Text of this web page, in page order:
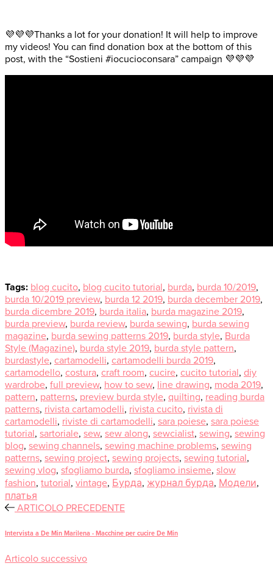
💜💜💜Thanks a lot for your donation! It will help to improve
my videos! You can find donation box at the bottom of this
post, with the “Sostieni #iocucioconsara” campaign 💜💜💜
Tags: blog cucito, blog cucito tutorial, burda, burda 10/2019,
burda 10/2019 preview, burda 12 2019, burda december 2019,
burda dicembre 2019, burda italia, burda magazine 2019,
burda preview, burda review, burda sewing, burda sewing
magazine, burda sewing patterns 2019, burda style, Burda
Style (Magazine), burda style 2019, burda style pattern,
burdastyle, cartamodelli, cartamodelli burda 2019,
cartamodello, costura, craft room, cucire, cucito tutorial, diy
wardrobe, full preview, how to sew, line drawing, moda 2019,
pattern, patterns, preview burda style, quilting, reading burda
patterns, rivista cartamodelli, rivista cucito, rivista di
cartamodelli, riviste di cartamodelli, sara poiese, sara poiese
tutorial, sartoriale, sew, sew along, sewcialist, sewing, sewing
blog, sewing channels, sewing machine problems, sewing
patterns, sewing project, sewing projects, sewing tutorial,
sewing vlog, sfogliamo burda, sfogliamo insieme, slow
fashion, tutorial, vintage, Бурда, журнал бурда, Модели,
платья
ARTICOLO PRECEDENTE
Intervista a De Min Marilena - Macchine per cucire De Min
Articolo successivo